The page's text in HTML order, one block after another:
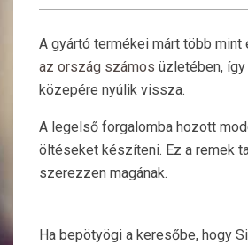
A gyártó termékei márt több
az ország számos üzletében,
közepére nyúlik vissza.
A legelső forgalomba hozott
öltéseket készíteni. Ez a remek
szerezzen magának.
Ha bepötyögi a keresőbe, hogy